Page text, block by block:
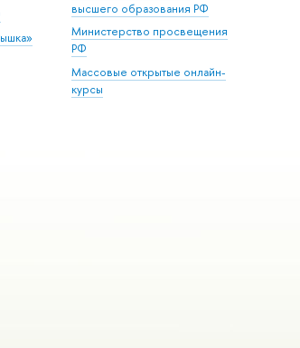
высшего образования РФ
Министерство просвещения
РФ
Массовые открытые онлайн-
курсы